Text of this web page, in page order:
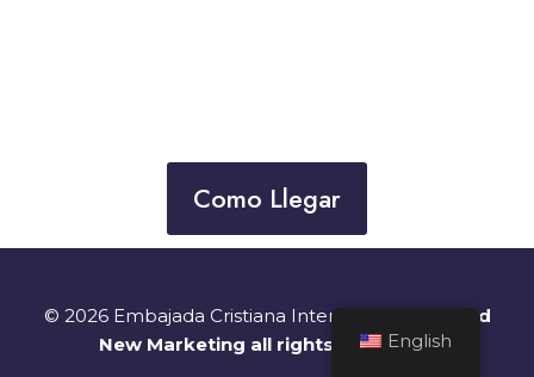
Como Llegar
© 2026 Embajada Cristiana InternacionalBy Mind
New Marketing all rights Reserved.
English